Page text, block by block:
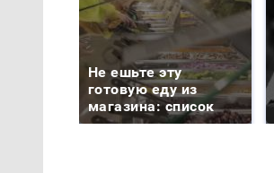
Не ешьте эту
готовую еду из
магазина: список